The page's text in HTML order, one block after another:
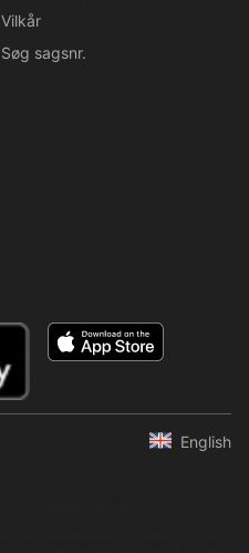
Vilkår
Søg sagsnr.
English